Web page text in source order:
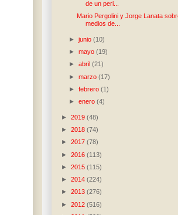
de un peri...
Mario Pergolini y Jorge Lanata
medios de...
►junio(10)
►mayo(19)
►abril(21)
►marzo(17)
►febrero(1)
►enero(4)
► 2019 (48)
► 2018 (74)
► 2017 (78)
► 2016 (113)
► 2015 (115)
► 2014 (224)
► 2013 (276)
► 2012 (516)